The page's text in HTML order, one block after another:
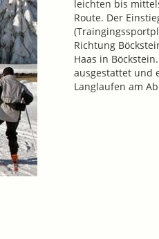
leichten bis
Route. Der
Richtung
Haas in
ausgestattet und
Langlaufen am